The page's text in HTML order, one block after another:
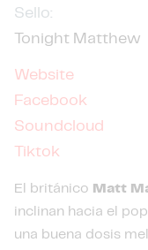
Sello:
Tonight Matthew
Website
Facebook
Soundcloud
Tiktok
El británico Matt
inclinan hacia el
una buena dosis